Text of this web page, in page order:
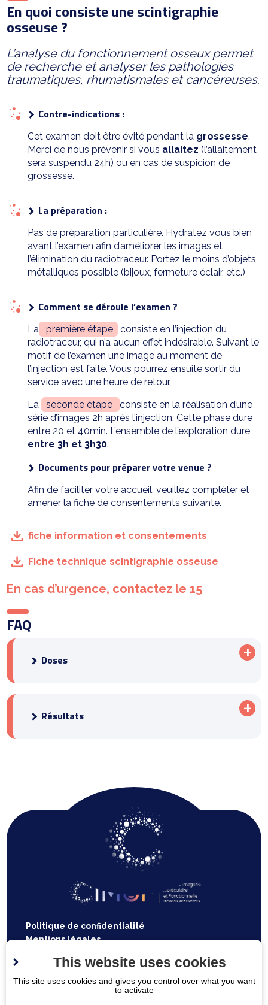
En quoi consiste une scintigraphie
osseuse ?
L’analyse du fonctionnement osseux permet
de recherche et analyser les pathologies
traumatiques, rhumatismales et cancéreuses.
Contre-indications :
Cet examen doit être évité pendant la grossesse.
Merci de nous prévenir si vous allaitez (l’allaitement
sera suspendu 24h) ou en cas de suspicion de
grossesse.
La préparation :
Pas de préparation particulière. Hydratez vous bien
avant l’examen afin d’améliorer les images et
l’élimination du radiotraceur. Portez le moins d’objets
métalliques possible (bijoux, fermeture éclair, etc.)
Comment se déroule l’examen ?
La première étape
consiste en l’injection du
radiotraceur, qui n’a aucun effet indésirable. Suivant le
motif de l’examen une image au moment de
l’injection est faite. Vous pourrez ensuite sortir du
service avec une heure de retour.
La
seconde étape
consiste en la réalisation d’une
série d’images 2h après l’injection. Cette phase dure
entre 20 et 40min. L’ensemble de l’exploration dure
entre 3h et 3h30.
Documents pour préparer votre venue ?
Afin de faciliter votre accueil, veuillez compléter et
amener la fiche de consentements suivante.
fiche information et consentements
Fiche technique scintigraphie osseuse
En cas d’urgence, contactez le 15
FAQ
Doses
Résultats
Politique de confidentialité
Mentions légales
Contactez-nous
This website uses cookies
This site uses cookies and gives you control over what you want
to activate